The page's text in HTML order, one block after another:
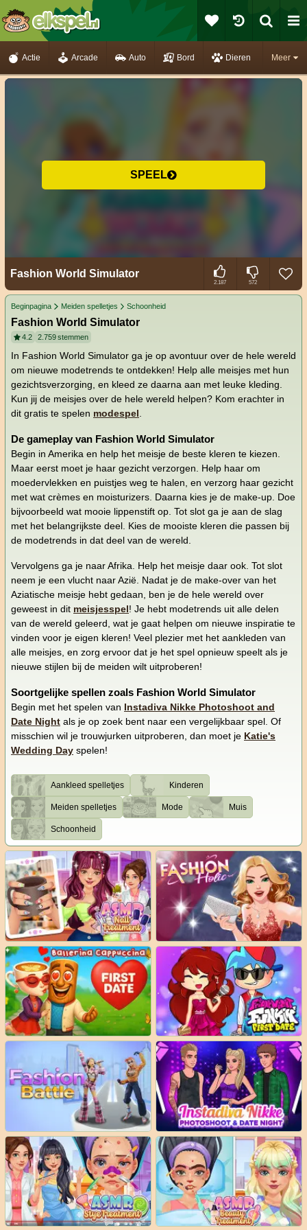
Meer
Actie Arcade Auto Bord Dieren
SPEEL
Fashion World Simulator
2.187 572
Beginpagina Meiden spelletjes Schoonheid
Fashion World Simulator
4.2 2.759stemmen
In Fashion World Simulator ga je op avontuur over de hele wereld
om nieuwe modetrends te ontdekken! Help alle meisjes met hun
gezichtsverzorging, en kleed ze daarna aan met leuke kleding.
Kun jij de meisjes over de hele wereld helpen? Kom erachter in
dit gratis te spelen modespel.
De gameplay van Fashion World Simulator
Begin in Amerika en help het meisje de beste kleren te kiezen.
Maar eerst moet je haar gezicht verzorgen. Help haar om
moedervlekken en puistjes weg te halen, en verzorg haar gezicht
met wat crèmes en moisturizers. Daarna kies je de make-up. Doe
bijvoorbeeld wat mooie lippenstift op. Tot slot ga je aan de slag
met het belangrijkste deel. Kies de mooiste kleren die passen bij
de modetrends in dat deel van de wereld.
Vervolgens ga je naar Afrika. Help het meisje daar ook. Tot slot
neem je een vlucht naar Azië. Nadat je de make-over van het
Aziatische meisje hebt gedaan, ben je de hele wereld over
geweest in dit meisjesspel! Je hebt modetrends uit alle delen
van de wereld geleerd, wat je gaat helpen om nieuwe inspiratie te
vinden voor je eigen kleren! Veel plezier met het aankleden van
alle meisjes, en zorg ervoor dat je het spel opnieuw speelt als je
nieuwe stijlen bij de meiden wilt uitproberen!
Soortgelijke spellen zoals Fashion World Simulator
Begin met het spelen van Instadiva Nikke Photoshoot and
Date Night als je op zoek bent naar een vergelijkbaar spel. Of
misschien wil je trouwjurken uitproberen, dan moet je Katie's
Wedding Day spelen!
Aankleed spelletjes Kinderen
Meiden spelletjes Mode Muis
Schoonheid